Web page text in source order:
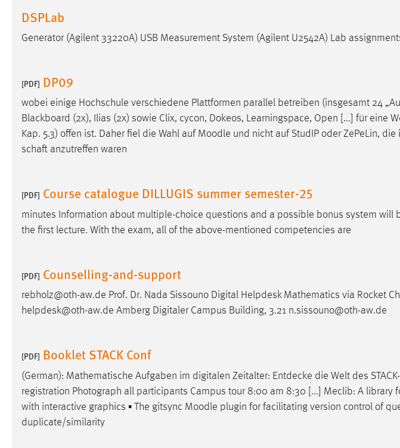
DSPLab
Generator (Agilent 33220A) USB Measurement System (Agilent U2542A) Lab
[PDF] DP09
wobei einige Hochschule verschiedene Plattformen parallel betreiben (insgesamt 24
Blackboard (2x), Ilias (2x) sowie Clix, cycon, Dokeos, Learningspace, Open [...] für eine
Kap. 5.3) offen ist. Daher fiel die Wahl auf Moodle und nicht auf StudIP oder ZePeLin,
schaft anzutreffen waren
[PDF] Course catalogue DILLUGIS summer semester-25
minutes Information about multiple-choice questions and a possible bonus system will
the first lecture. With the exam, all of the above-mentioned competencies are
[PDF] Counselling-and-support
rebholz@oth-aw.de Prof. Dr. Nada Sissouno Digital Helpdesk Mathematics via Rocket
helpdesk@oth-aw.de Amberg Digitaler Campus Building, 3.21 n.sissouno@oth-aw.de
[PDF] Booklet STACK Conf
(German): Mathematische Aufgaben im digitalen Zeitalter: Entdecke die Welt des
registration Photograph all participants Campus tour 8:00 am 8:30 [...] Meclib: A library
with interactive graphics ▪ The gitsync Moodle plugin for facilitating version control of
duplicate/similarity
Cookie Laufzeit:
in diesem Cookie gespeichert, ob man
eingeloggt ist.
Sprachpräferenz
Zweck:
Das Cookie speichert die gewählte
Sprache der Website.
Cookie Laufzeit: 30 Tage
Chat
Name:
MibewSessionID, MIBEW_UserID,
mibew_locale, mibew-chat-frame-style-
nutzen zu können.
Cookie Laufzeit: MibewSessionID, mibew-chat-frame-
style-5e9dbeb1811c0446 =
Sitzungslaufzeit, mibew_locale = 3